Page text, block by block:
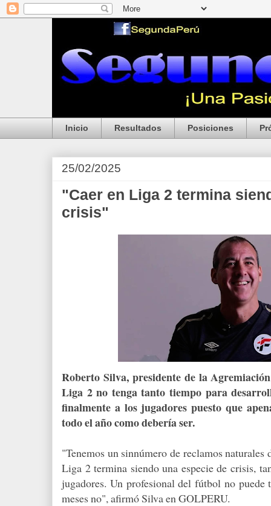
Inicio Resultados Posiciones
25/02/2025
"Caer en Liga 2 termina
crisis"
Roberto Silva, presidente de la
Liga 2 no tenga tanto tiempo para
finalmente a los jugadores puesto que
todo el año como debería ser.
"Tenemos un sinnúmero de reclamos
Liga 2 termina siendo una especie de crisis,
jugadores. Un profesional del fútbol no puede
meses no", afirmó Silva en GOLPERU.